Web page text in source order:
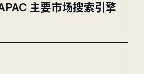
主要市场搜索引擎